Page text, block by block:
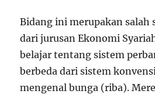
Bidang ini merupakan salah
dari jurusan Ekonomi
belajar tentang sistem
berbeda dari sistem
mengenal bunga (riba).